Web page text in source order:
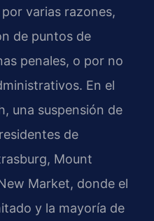
varias razones,
de puntos de
penales, o por no
En el
una suspensión de
de
Mount
Market, donde el
y la mayoría de